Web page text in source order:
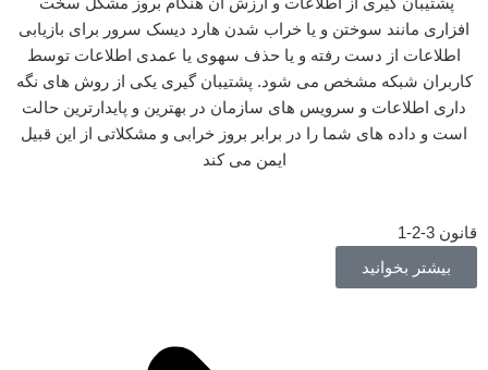
افزاری مانند سوختن و یا خراب شدن هارد دیسک سرور برای بازیابی
اطلاعات از دست رفته و یا حذف سهوی یا عمدی اطلاعات توسط
کاربران شبکه مشخص می شود. پشتیبان گیری یکی از روش های نگه
داری اطلاعات و سرویس های سازمان در بهترین و پایدارترین حالت
است و داده های شما را در برابر بروز خرابی و مشکلاتی از این قبیل
ایمن می کند
قانون 3-2-1
بیشتر بخوانید